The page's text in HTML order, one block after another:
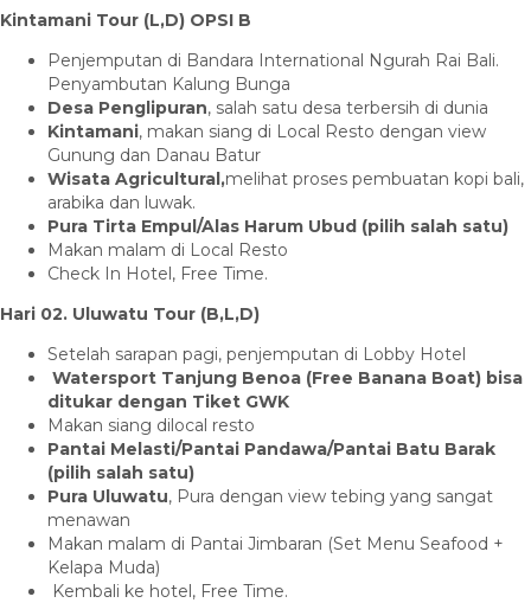
Kintamani Tour (L,D) OPSI B
Penjemputan di Bandara International Ngurah Rai Bali.
Penyambutan Kalung Bunga
Desa Penglipuran, salah satu desa terbersih di dunia
Kintamani, makan siang di Local Resto dengan view
Gunung dan Danau Batur
Wisata Agricultural,melihat proses pembuatan kopi bali,
arabika dan luwak.
Pura Tirta Empul/Alas Harum Ubud (pilih salah satu)
Makan malam di Local Resto
Check In Hotel, Free Time.
Hari 02. Uluwatu Tour (B,L,D)
Setelah sarapan pagi, penjemputan di Lobby Hotel
Watersport Tanjung Benoa (Free Banana Boat) bisa
ditukar dengan Tiket GWK
Makan siang dilocal resto
Pantai Melasti/Pantai Pandawa/Pantai Batu Barak
(pilih salah satu)
Pura Uluwatu, Pura dengan view tebing yang sangat
menawan
Makan malam di Pantai Jimbaran (Set Menu Seafood +
Kelapa Muda)
Kembali ke hotel, Free Time.